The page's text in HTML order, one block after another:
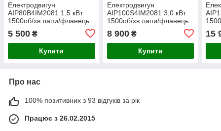
Електродвигун
АІР80В4ІМ2081 1,5 кВт
1500об/хв лапи/фланець
(електричний двигун АІР)
380В
5 500 ₴
Купити
Електродвигун
АІР100Ѕ4ІМ2081 3,0 кВт
1500об/хв лапи/фланець
(електричний двигун АІР)
380В
8 900₴
Купити
15
Про нас
100% позитивних з 93 відгуків за рік
Працює з 26.02.2015